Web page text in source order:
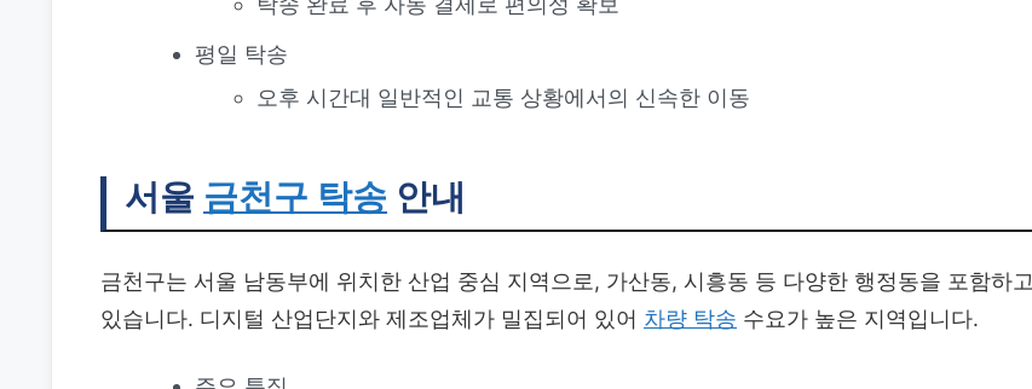
평일 탁송
오후 시간대 일반적인 교통 상황에서의 신속한 이동
서울 금천구 탁송 안내
금천구는 서울 남동부에 위치한 산업 중심 지역으로, 가산동, 시흥동 등 다양한 행정동을 포함하고
있습니다. 디지털 산업단지와 제조업체가 밀집되어 있어 차량 탁송 수요가 높은 지역입니다.